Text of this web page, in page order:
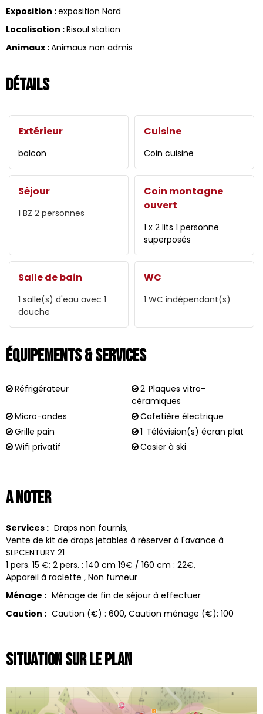
Exposition :exposition Nord
Localisation :Risoul station
Animaux :Animaux non admis
Détails
Extérieur
balcon
Cuisine
Coin cuisine
Séjour
1 BZ 2 personnes
Coin montagne
ouvert
1 x 2 lits 1 personne
superposés
Salle de bain
1 salle(s) d'eau avec 1
douche
WC
1 WC indépendant(s)
Équipements & Services
Réfrigérateur 2 Plaques vitro-
céramiques
Micro-ondes
Cafetière électrique
Grille pain
1 Télévision(s) écran plat
Wifi privatif
Casier à ski
A noter
Services : Draps non fournis
Vente de kit de draps jetables à réserver à l'avance à
SLPCENTURY 21
1 pers. 15 €; 2 pers. : 140 cm 19€ / 160 cm : 22€
Appareil à raclette
Non fumeur
Ménage : Ménage de fin de séjour à effectuer
Caution : Caution (€) : 600 Caution ménage (€): 100
Situation sur le Plan